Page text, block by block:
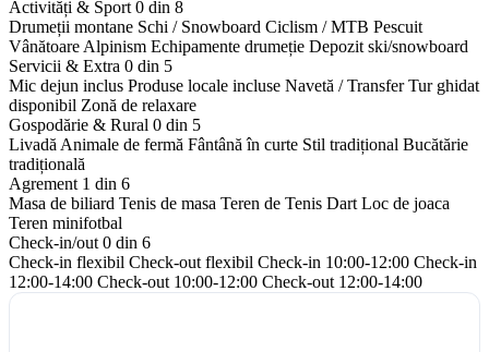
Activități & Sport 0 din 8
Drumeții montane Schi / Snowboard Ciclism / MTB Pescuit
Vânătoare Alpinism Echipamente drumeție Depozit ski/snowboard
Servicii & Extra 0 din 5
Mic dejun inclus Produse locale incluse Navetă / Transfer Tur ghidat
disponibil Zonă de relaxare
Gospodărie & Rural 0 din 5
Livadă Animale de fermă Fântână în curte Stil tradițional Bucătărie
tradițională
Agrement 1 din 6
Masa de biliard Tenis de masa Teren de Tenis Dart Loc de joaca
Teren minifotbal
Check-in/out 0 din 6
Check-in flexibil Check-out flexibil Check-in 10:00-12:00 Check-in
12:00-14:00 Check-out 10:00-12:00 Check-out 12:00-14:00